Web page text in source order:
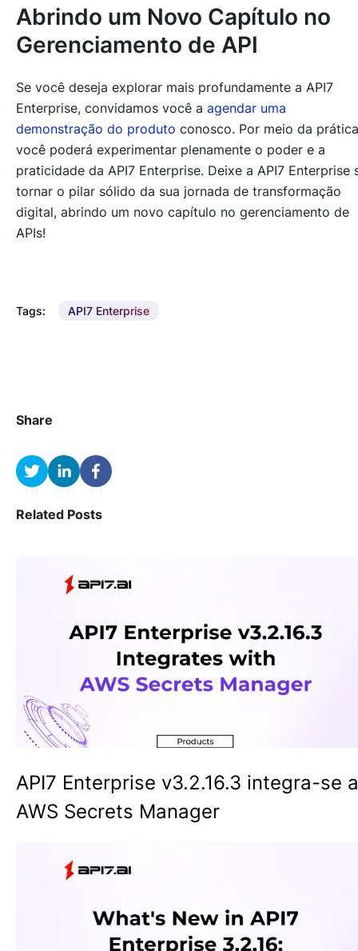
Abrindo um Novo Capítulo no
Gerenciamento de API
Se você deseja explorar mais profundamente a API7
Enterprise, convidamos você a agendar uma
demonstração do produto conosco. Por meio da
você poderá experimentar plenamente o poder e a
praticidade da API7 Enterprise. Deixe a API7 Enterprise
tornar o pilar sólido da sua jornada de transformação
digital, abrindo um novo capítulo no gerenciamento de
APIs!
Tags: API7 Enterprise
Share
Related Posts
API7 Enterprise v3.2.16.3 integra-se
AWS Secrets Manager